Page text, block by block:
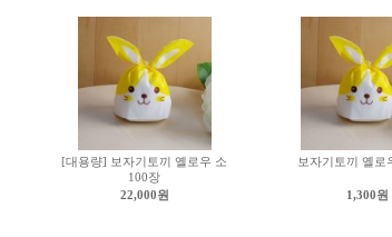
[대용량] 보자기토끼 옐로우 소
100장
22,000원
보자기토끼 옐로
1,300원